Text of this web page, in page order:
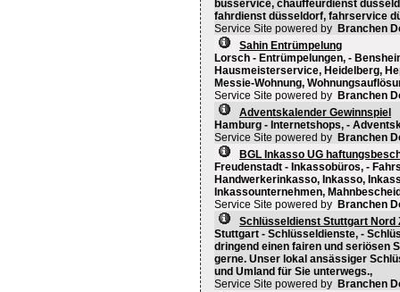
busservice, chauffeurdienst
fahrdienst düsseldorf, fahrservice
Service Site powered by Branchen
Sahin Entrümpelung
Lorsch - Entrümpelungen, -
Hausmeisterservice, Heidelberg,
Messie-Wohnung,
Service Site powered by Branchen
Adventskalender Gewinnspiel
Hamburg - Internetshops, -
Service Site powered by Branchen
BGL Inkasso UG
Freudenstadt - Inkassobüros, -
Handwerkerinkasso, Inkasso,
Inkassounternehmen,
Service Site powered by Branchen
Schlüsseldienst Stuttgart Nord
Stuttgart - Schlüsseldienste, -
dringend einen fairen und seriösen
gerne. Unser lokal ansässiger
und Umland für Sie unterwegs.,
Service Site powered by Branchen